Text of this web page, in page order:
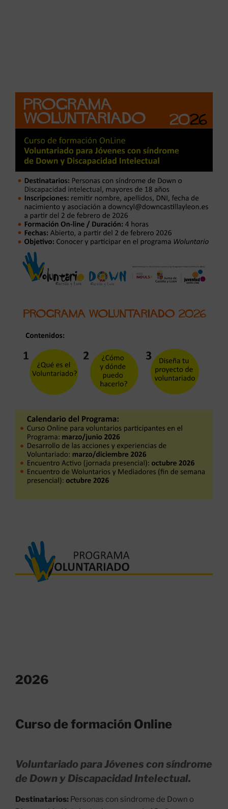
2026
Curso de formación Online
Voluntariado para Jóvenes con síndrome
de Down y Discapacidad Intelectual.
Destinatarios: Personas con síndrome de Down o